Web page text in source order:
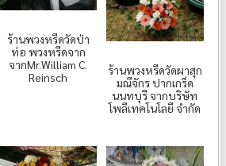
ร้านพวงหรีดวัดป่า
ท่อ พวงหรีดจาก
จากMr.William C.
Reinsch
ร้านพวงหรีดวัดผาสุก
มณีจักร ปากเกร็ด
นนทบุรี จากบริษัท
โพลีเทคโนโลยี จำกัด